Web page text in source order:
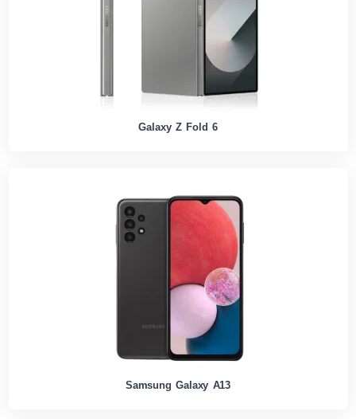
Galaxy Z Fold 6
Samsung Galaxy A13